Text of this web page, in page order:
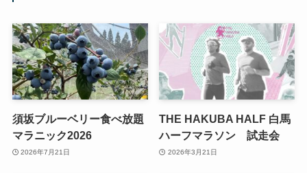
須坂ブルーベリー食べ放題
マラニック2026
2026年7月21日
THE HAKUBA HALF 白馬
ハーフマラソン 試走会
2026年3月21日